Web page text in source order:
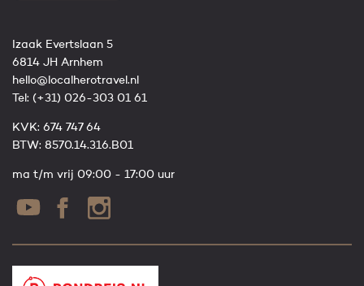
Izaak Evertslaan 5
6814 JH Arnhem
hello@localherotravel.nl
Tel: (+31) 026-303 01 61
KVK: 674 747 64
BTW: 8570.14.316.B01
ma t/m vrij 09:00 - 17:00 uur